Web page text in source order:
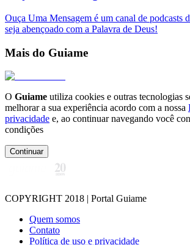
Ouça Uma Mensagem é um canal de podcasts
seja abençoado com a Palavra de Deus!
Mais do Guiame
O Guiame utiliza cookies e outras tecnologias
melhorar a sua experiência acordo com a nossa
privacidade e, ao continuar navegando você
condições
Continuar
COPYRIGHT 2018 | Portal Guiame
Quem somos
Contato
Política de uso e privacidade